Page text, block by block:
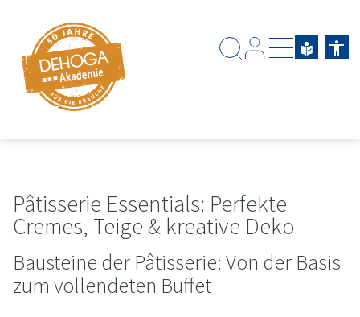
Pâtisserie Essentials: Perfekte
Cremes, Teige & kreative Deko
Bausteine der Pâtisserie: Von der Basis
zum vollendeten Buffet